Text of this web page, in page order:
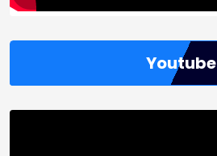
Youtube